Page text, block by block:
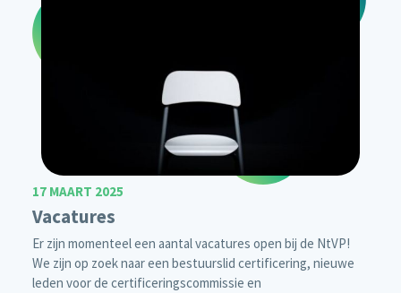
17 MAART 2025
Vacatures
Er zijn momenteel een aantal vacatures open bij de NtVP!
We zijn op zoek naar een bestuurslid certificering, nieuwe
leden voor de certificeringscommissie en